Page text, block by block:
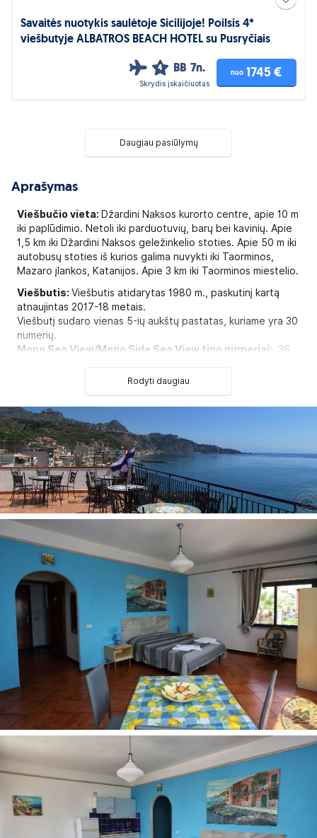
Savaitės nuotykis saulėtoje Sicilijoje! Poilsis 4*
viešbutyje ALBATROS BEACH HOTEL su Pusryčiais
4 BB 7n.
Skrydis įskaičiuotas
nuo 1745 €
Daugiau pasiūlymų
Aprašymas
Viešbučio vieta: Džardini Naksos kurorto centre, apie 10 m
iki paplūdimio. Netoli iki parduotuvių, barų bei kavinių. Apie
1,5 km iki Džardini Naksos geležinkelio stoties. Apie 50 m iki
autobusų stoties iš kurios galima nuvykti iki Taorminos,
Mazaro įlankos, Katanijos. Apie 3 km iki Taorminos miestelio.
Viešbutis: Viešbutis atidarytas 1980 m., paskutinį kartą
atnaujintas 2017-18 metais.
Viešbutį sudaro vienas 5-ių aukštų pastatas, kuriame yra 30
numerių.
Mono Sea View/Mono Side Sea View tipo numeriai: 36
plytelė, valgomojo stalas, šaldytuvas, vonios kambarys su
Bilo Sea View/ Bilo Side Sea View tipo numeriai:42-50
m2 , maks 2-5 asm., 1-asis miegamasis sujungtas su virtuve,
el. plytelė, valgomojo stalas, šaldytuvas, 2-asis miegamasis
su viengulėmis arba dviaukštėmis lovomis arba sulankstoma
sofa, vonios kambarys su dušu. Balkonas su šoniniu arba
tiesioginiu vaizdu į jūrą.
Kambariuose:
Seifas yra
Patalynės keitimas: 1 kartą per savaitę
Oro kondicionierius: už papildomą mokestį
Rankšluosčių keitimas: 1 kartą per savaitę
Grindys: plytelės
Numerių tvarkymas: kasdien
Plaukų džiovintuvas: yra
Balkonas
Televizorius: palydovinė
Virtuvė
Internetas: Wi-Fi nemokamai
Viešbučio teritorijoje:
Registratūra
Barai: 1
Belaidis internetas nemokamai
Televizijos salė
Liftas
Rodyti daugiau